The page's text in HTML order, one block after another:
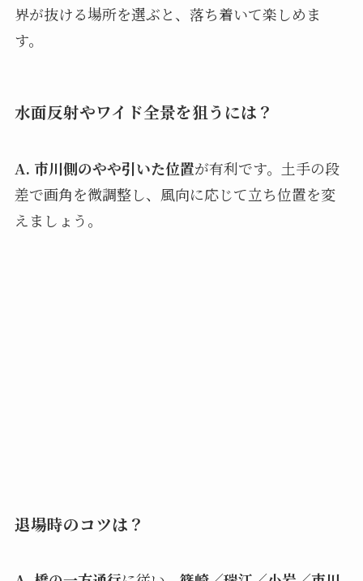
界が抜ける場所を選ぶと、落ち着いて楽しめま
す。
水面反射やワイド全景を狙うには？
A. 市川側のやや引いた位置が有利です。土手の段
差で画角を微調整し、風向に応じて立ち位置を変
えましょう。
退場時のコツは？